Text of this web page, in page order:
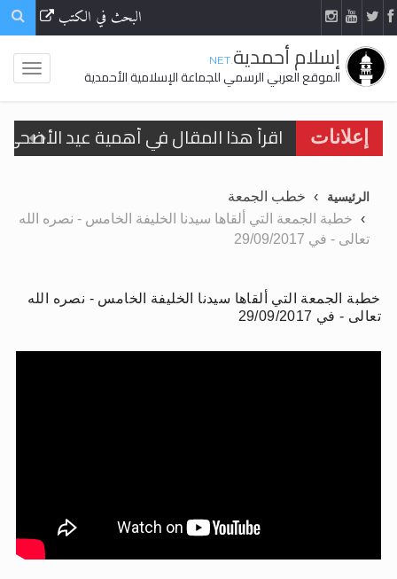
البحث في الكتب
إسلام أحمدية.NET
الموقع العربي الرسمي للجماعة الإسلامية الأحمدية
إعلانات
الحجّ.. دلالات، حِكم، وأهداف >> المزيد
تعميم هامّ لأفراد الجماعة >> المزيد
اقرأ هذا الكتاب وتعرّف على حقيقة
الرئيسية
خطب الجمعة
خطبة الجمعة التي ألقاها سيدنا الخليفة الخامس - نصره الله
تعالى - في 29/09/2017
خطبة الجمعة التي ألقاها سيدنا الخليفة الخامس - نصره الله
تعالى - في 29/09/2017